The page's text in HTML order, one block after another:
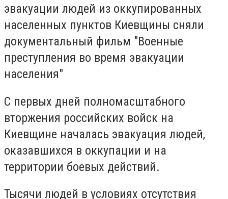
эвакуации людей из оккупированных
населенных пунктов Киевщины сняли
документальный фильм "Военные
преступления во время эвакуации
населения"
С первых дней полномасштабного
вторжения российских войск на
Киевщине началась эвакуация людей,
оказавшихся в оккупации и на
территории боевых действий.
Тысячи людей в условиях отсутствия